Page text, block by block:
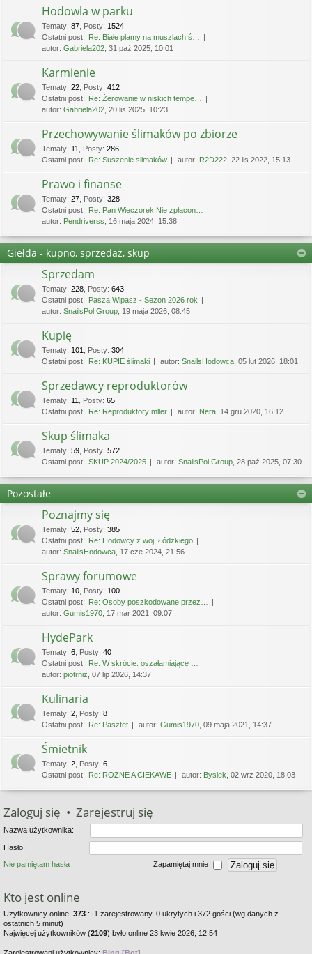
Hodowla w parku
Tematy: 87 Posty: 1524
Ostatni post: Re: Białe plamy na muszlach ś…
autor: Gabriela202 , 31 paź 2025, 10:01
Karmienie
Tematy: 22 Posty: 412
Ostatni post: Re: Żerowanie w niskich tempe…
autor: Gabriela202 , 20 lis 2025, 10:23
Przechowywanie ślimaków po zbiorze
Tematy: 11 Posty: 286
Ostatni post: Re: Suszenie slimaków autor: R2D222 , 22 lis 2022, 15:13
Prawo i finanse
Tematy: 27 Posty: 328
Ostatni post: Re: Pan Wieczorek Nie zpłacon…
autor: Pendriverss , 16 maja 2024, 15:38
Giełda - kupno, sprzedaż, skup
Sprzedam
Tematy: 228 Posty: 643
Ostatni post: Pasza Wipasz - Sezon 2026 rok
autor: SnailsPol Group , 19 maja 2026, 08:45
Kupię
Tematy: 101 Posty: 304
Ostatni post: Re: KUPIE ślimaki autor: SnailsHodowca , 05 lut 2026, 18:01
Sprzedawcy reproduktorów
Tematy: 11 Posty: 65
Ostatni post: Re: Reproduktory mller autor: Nera , 14 gru 2020, 16:12
Skup ślimaka
Tematy: 59 Posty: 572
Ostatni post: SKUP 2024/2025 autor: SnailsPol Group , 28 paź 2025, 07:30
Pozostałe
Poznajmy się
Tematy: 52 Posty: 385
Ostatni post: Re: Hodowcy z woj. Łódzkiego
autor: SnailsHodowca , 17 cze 2024, 21:56
Sprawy forumowe
Tematy: 10 Posty: 100
Ostatni post: Re: Osoby poszkodowane przez…
autor: Gumis1970 , 17 mar 2021, 09:07
HydePark
Tematy: 6 Posty: 40
Ostatni post: Re: W skrócie: oszałamiające …
autor: piotrniz , 07 lip 2026, 14:37
Kulinaria
Tematy: 2 Posty: 8
Ostatni post: Re: Pasztet autor: Gumis1970 , 09 maja 2021, 14:37
Śmietnik
Tematy: 2 Posty: 6
Ostatni post: Re: RÓŻNE A CIEKAWE autor: Bysiek , 02 wrz 2020, 18:03
Zaloguj się • Zarejestruj się
Nazwa użytkownika:
Hasło:
Nie pamiętam hasła Zapamiętaj mnie
Kto jest online
Użytkownicy online: 373 :: 1 zarejestrowany, 0 ukrytych i 372 gości (wg danych z
ostatnich 5 minut)
Najwięcej użytkowników (2109) było online 23 kwie 2026, 12:54